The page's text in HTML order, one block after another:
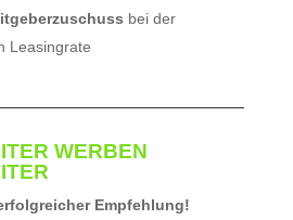
bei der
Leasingrate
WERBEN
Empfehlung!